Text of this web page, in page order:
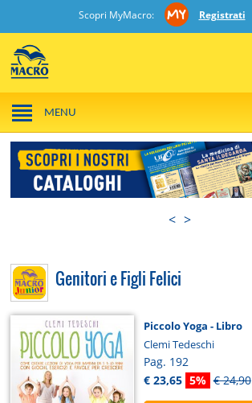
Scopri MyMacro: Registrati
MENU
< >
Genitori e Figli Felici
Piccolo Yoga - Libro
Clemi Tedeschi
Pag. 192
€ 23,65 5% € 24,90